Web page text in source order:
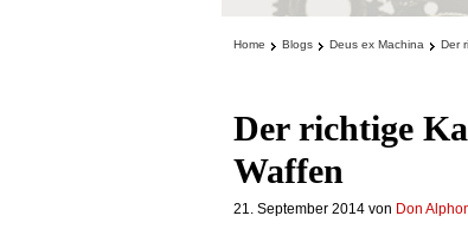
Home Blogs Deus ex Machina Der
Der richtige
Waffen
21. September 2014 von Don